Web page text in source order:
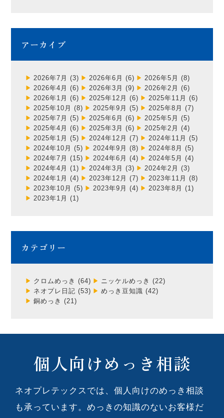
アーカイブ
2026年7月 (3) 2026年6月 (6) 2026年5月
(8)
2026年4月
(6) 2026年3月 (9) 2026年2月
(6)
2026年1月
(6) 2025年12月 (6) 2025年11月
(6)
2025年10月
(8) 2025年9月 (5) 2025年8月
(7)
2025年7月
(5) 2025年6月 (6) 2025年5月
(5)
2025年4月
(6) 2025年3月 (6) 2025年2月
(4)
2025年1月
(5) 2024年12月 (7) 2024年11月
(5)
2024年10月
(5) 2024年9月 (8) 2024年8月
(5)
2024年7月
(15) 2024年6月 (4) 2024年5月
(4)
2024年4月
(1) 2024年3月 (3) 2024年2月
(3)
2024年1月
(4) 2023年12月 (7) 2023年11月
(8)
2023年10月
(5) 2023年9月 (4) 2023年8月
(1)
2023年1月
(1)
カテゴリー
クロムめっき (64) ニッケルめっき (22)
ネオプレ日記 (53) めっき豆知識 (42)
銅めっき (21)
個人向けめっき相談
ネオプレテックスでは、個人向けのめっき相談
も承っています。めっきの知識のないお客様だ